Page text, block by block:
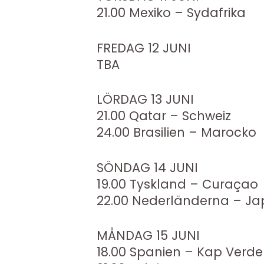
21.00 Mexiko – Sydafrika
FREDAG 12 JUNI
TBA
LÖRDAG 13 JUNI
21.00 Qatar – Schweiz
24.00 Brasilien – Marocko
SÖNDAG 14 JUNI
19.00 Tyskland – Curaçao
22.00 Nederländerna –
MÅNDAG 15 JUNI
18.00 Spanien – Kap Verde